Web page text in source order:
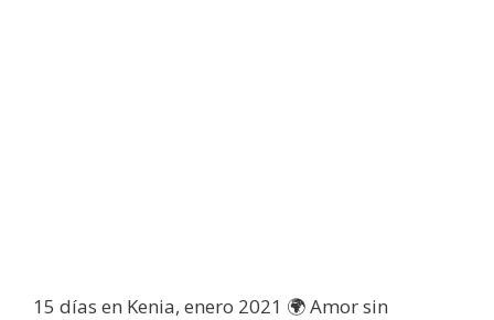
15 días en Kenia, enero 2021 🌍 Amor sin